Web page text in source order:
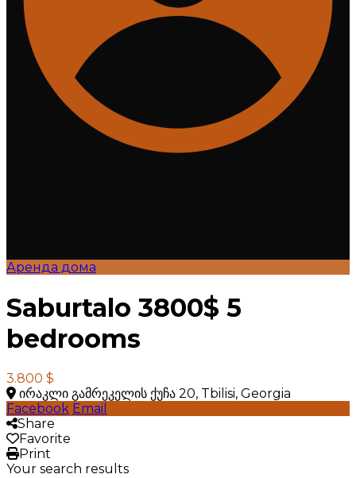
Аренда дома
Saburtalo 3800$ 5
bedrooms
3.800 $
ირაკლი გამრეკელის ქუჩა 20, Tbilisi, Georgia
Facebook Email
Share
Favorite
Print
Your search results